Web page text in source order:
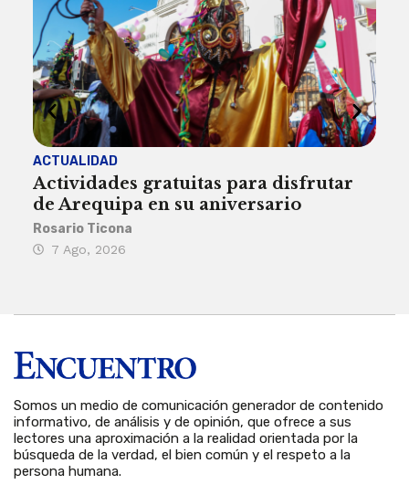
ACTUALIDAD
Actividades gratuitas para disfrutar
de Arequipa en su aniversario
Rosario Ticona
7 Ago, 2026
Somos un medio de comunicación generador de contenido
informativo, de análisis y de opinión, que ofrece a sus
lectores una aproximación a la realidad orientada por la
búsqueda de la verdad, el bien común y el respeto a la
persona humana.